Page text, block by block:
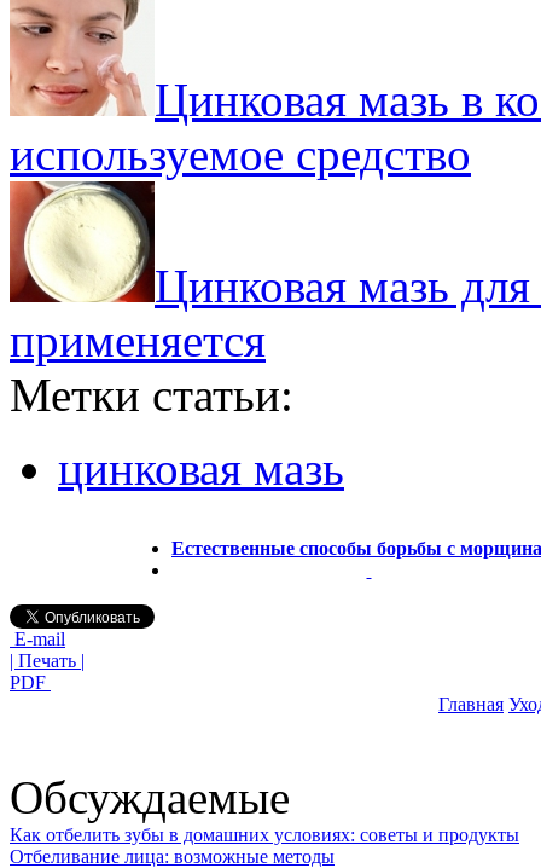
Цинковая мазь в
используемое средство
Цинковая мазь
применяется
Метки статьи:
цинковая мазь
Естественные способы борьбы с
E-mail
| Печать |
PDF
Главная
Обсуждаемые
Как отбелить зубы в домашних условиях: советы и продукты
Отбеливание лица: возможные методы